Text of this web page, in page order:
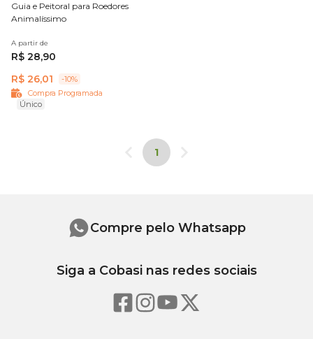
Guia e Peitoral para Roedores
Animalíssimo
A partir de
R$ 28,90
R$ 26,01
-10%
Compra Programada
Único
1
Compre pelo Whatsapp
Siga a Cobasi nas redes sociais